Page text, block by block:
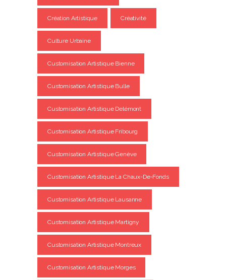
Création Artistique Créativité
Culture Urbaine
Customisation Artistique Bienne
Customisation Artistique Bulle
Customisation Artistique Delémont
Customisation Artistique Fribourg
Customisation Artistique Genève
Customisation Artistique La Chaux-De-Fonds
Customisation Artistique Lausanne
Customisation Artistique Martigny
Customisation Artistique Montreux
Customisation Artistique Morges